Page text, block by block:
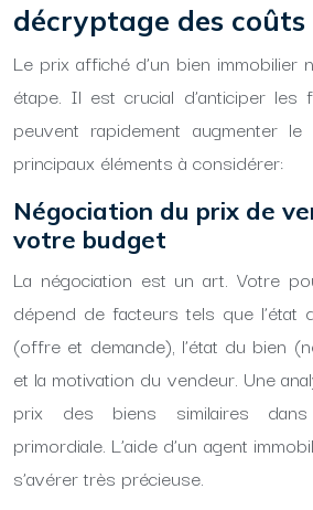
décryptage des
Le prix affiché d’un bien immobilier
étape. Il est crucial d’anticiper les
peuvent rapidement augmenter
principaux éléments à considérer:
Négociation du prix de
votre budget
La négociation est un art. Votre
dépend de facteurs tels que l’état
(offre et demande), l’état du bien
et la motivation du vendeur. Une
prix des biens similaires
primordiale. L’aide d’un agent
s’avérer très précieuse.